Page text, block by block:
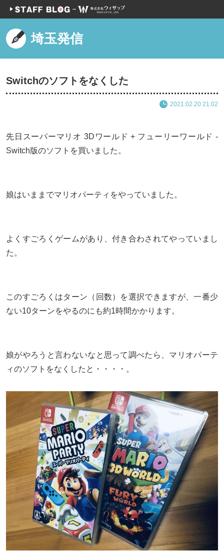
埼玉発信
Switchのソフトをなくした
2021.02.20 21:02
先日スーパーマリオ 3Dワールド + フューリーワールド -
Switch版のソフトを買いました。
娘はいままでマリオパーティをやっていました。
よくすごろくゲームがあり、付き合わされてやっていまし
た。
このすごろくはターン（回数）を選択できますが、一番少
ない10ターンをやるのにも約1時間かかります。
娘がやろうと言わないなと思って調べたら、マリオパーテ
ィのソフトをなくしたと・・・・。